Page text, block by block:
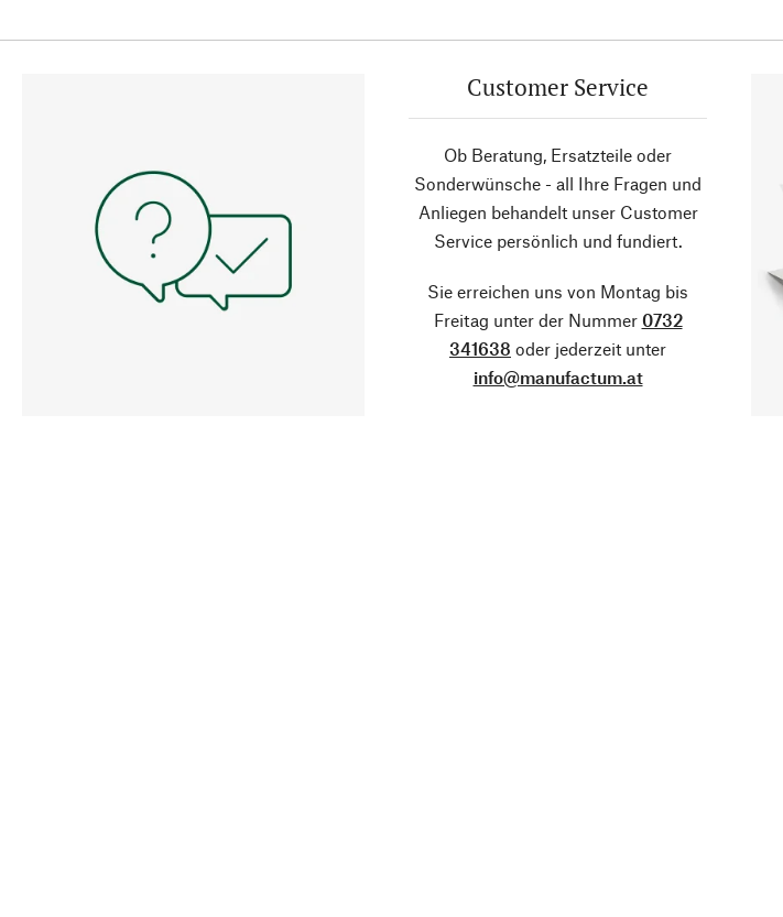
Customer Service
Ob Beratung, Ersatzteile oder
Sonderwünsche - all Ihre Fragen und
Anliegen behandelt unser Customer
Service persönlich und fundiert.
Sie erreichen uns von Montag bis
Freitag unter der Nummer 0732
341638 oder jederzeit unter
info@manufactum.at